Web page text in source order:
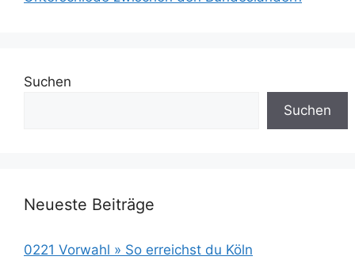
Suchen
Suchen
Neueste Beiträge
0221 Vorwahl » So erreichst du Köln